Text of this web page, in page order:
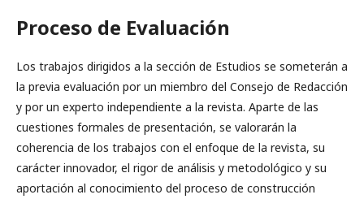
Proceso de Evaluación
Los trabajos dirigidos a la sección de Estudios se someterán a
la previa evaluación por un miembro del Consejo de Redacción
y por un experto independiente a la revista. Aparte de las
cuestiones formales de presentación, se valorarán la
coherencia de los trabajos con el enfoque de la revista, su
carácter innovador, el rigor de análisis y metodológico y su
aportación al conocimiento del proceso de construcción